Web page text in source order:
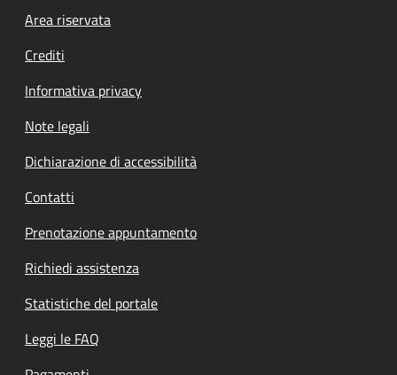
Footer menu
Area riservata
Crediti
Informativa privacy
Note legali
Dichiarazione di accessibilità
Contatti
Prenotazione appuntamento
Richiedi assistenza
Statistiche del portale
Leggi le FAQ